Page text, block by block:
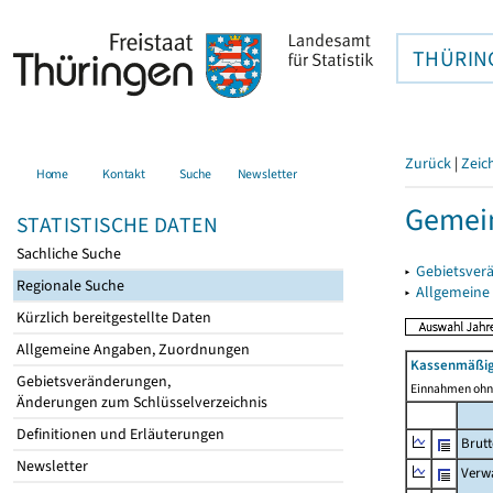
Home Kontakt Suche Newsletter
STATISTISCHE DATEN
Sachliche Suche
Regionale Suche
Kürzlich bereitgestellte Daten
Allgemeine Angaben, Zuordnungen
Gebietsveränderungen,
Änderungen zum Schlüsselverzeichnis
Definitionen und Erläuterungen
Newsletter
Zurück |
▸
▸
Einnahmen